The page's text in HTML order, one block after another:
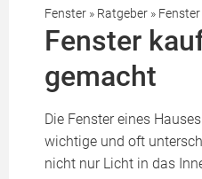
Fenster » Ratgeber »
Fenster
gemacht
Die Fenster eines
wichtige und oft
nicht nur Licht in das